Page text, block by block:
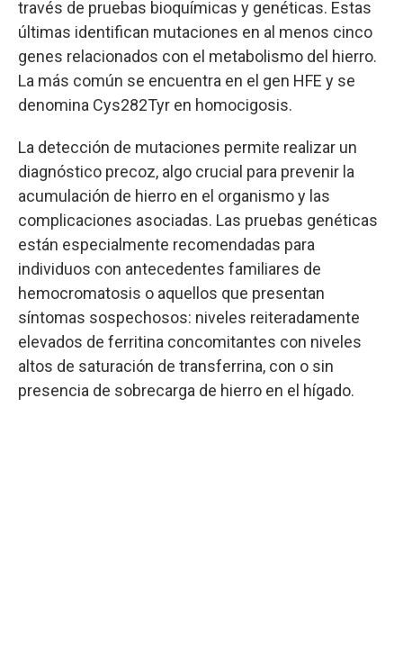
través de pruebas bioquímicas y genéticas. Estas
últimas identifican mutaciones en al menos cinco
genes relacionados con el metabolismo del hierro.
La más común se encuentra en el gen HFE y se
denomina Cys282Tyr en homocigosis.
La detección de mutaciones permite realizar un
diagnóstico precoz, algo crucial para prevenir la
acumulación de hierro en el organismo y las
complicaciones asociadas. Las pruebas genéticas
están especialmente recomendadas para
individuos con antecedentes familiares de
hemocromatosis o aquellos que presentan
síntomas sospechosos: niveles reiteradamente
elevados de ferritina concomitantes con niveles
altos de saturación de transferrina, con o sin
presencia de sobrecarga de hierro en el hígado.